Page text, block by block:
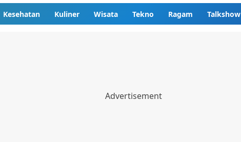
Kesehatan Kuliner Wisata Tekno Ragam Talkshow